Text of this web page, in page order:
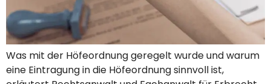
Was mit der Höfeordnung geregelt wurde und warum
eine Eintragung in die Höfeordnung sinnvoll ist,